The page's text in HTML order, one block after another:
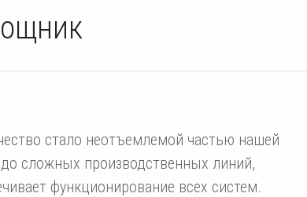
стало неотъемлемой частью нашей
сложных производственных линий,
функционирование всех систем.